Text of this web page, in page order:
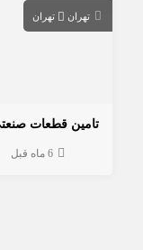
تهران تهران
6 ماه قبل